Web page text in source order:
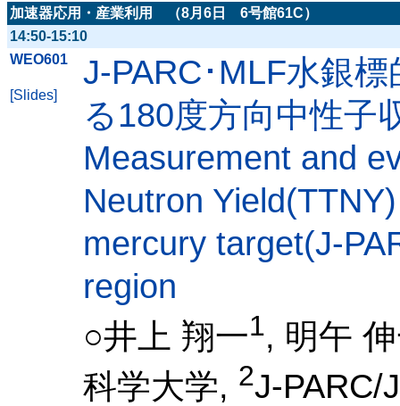
加速器応用・産業利用 （8月6日 6号館61C）
14:50-15:10
WEO601
[Slides]
J-PARC･MLF水銀
る180度方向中性子
Measurement and
Neutron
mercury target(J-
region
○井上 翔一1, 明午
科学大学, 2J-PARC/